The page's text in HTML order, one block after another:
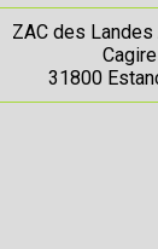
ZAC des Landes
Cagire
31800